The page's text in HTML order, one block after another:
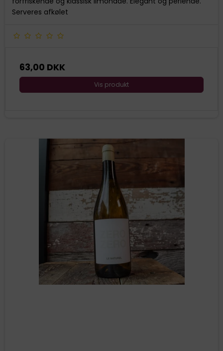
Serveres afkølet
63,00 DKK
Vis produkt